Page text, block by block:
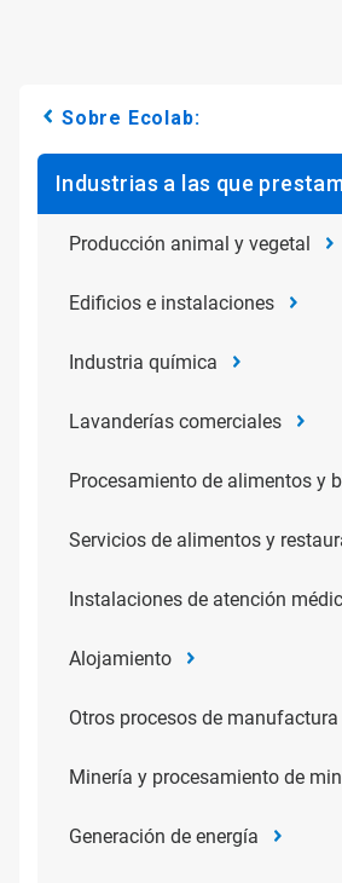
Sobre Ecolab:
Industrias a las que
Producción animal y vegetal
Edificios e instalaciones
Industria química
Lavanderías comerciales
Procesamiento de alimentos y
Servicios de alimentos y
Instalaciones de atención
Alojamiento
Otros procesos de manufactura
Minería y procesamiento de
Generación de energía